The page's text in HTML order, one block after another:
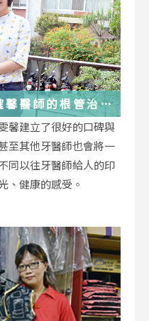
醫師的根管治療
馨建立了很好的口碑與
至其他牙醫師也會將一
同以往牙醫師給人的印
、健康的感受。